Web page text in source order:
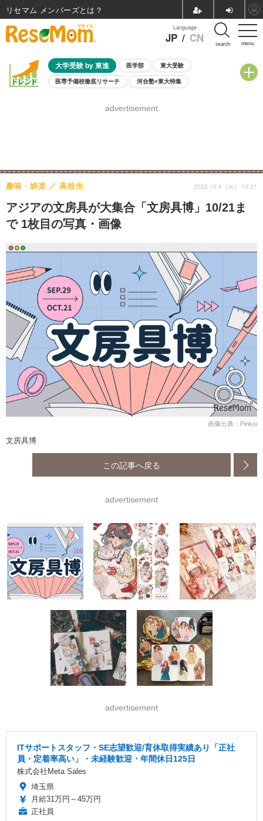
menu
Language
JP / CN search
大学受験 by 東進 医学部 東大受験
医専予備校徹底リサーチ 河合塾×東大特集
8月開催学校説明会・相談会
advertisement
アジアの文房具が大集合「文房具博」10/21ま
で 1枚目の写真・画像
趣味・娯楽 高校生 2022.10.4（火） 10:21
画像出典：Pinkoi
文房具博
この記事へ戻る
advertisement
advertisement
ITサポートスタッフ・SE志望歓迎/育休取得実績あり「正社
員・定着率高い」・未経験歓迎・年間休日125日
株式会社Meta Sales
埼玉県
月給31万円～45万円
正社員
リセマム メンバーズ